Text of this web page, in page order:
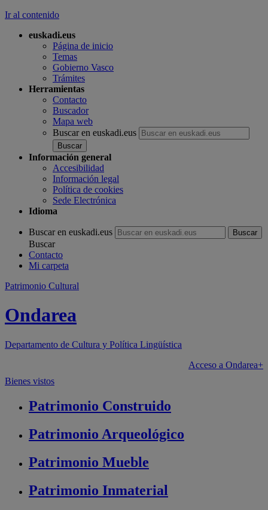
Ir al contenido
euskadi.eus
Página de inicio
Temas
Gobierno Vasco
Trámites
Herramientas
Contacto
Buscador
Mapa web
Buscar en euskadi.eus
Información general
Accesibilidad
Información legal
Política de cookies
Sede Electrónica
Idioma
Buscar en euskadi.eus
Buscar
Contacto
Mi carpeta
Patrimonio Cultural
Ondarea
Departamento de Cultura y Política Lingüística
Acceso a Ondarea+
Bienes vistos
Patrimonio Construido
Patrimonio Arqueológico
Patrimonio Mueble
Patrimonio Inmaterial